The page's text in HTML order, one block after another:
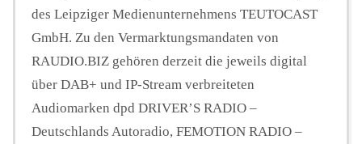
des Leipziger Medienunternehmens TEUTOCAST
GmbH. Zu den Vermarktungsmandaten von
RAUDIO.BIZ gehören derzeit die jeweils digital
über DAB+ und IP-Stream verbreiteten
Audiomarken dpd DRIVER’S RADIO –
Deutschlands Autoradio, FEMOTION RADIO –